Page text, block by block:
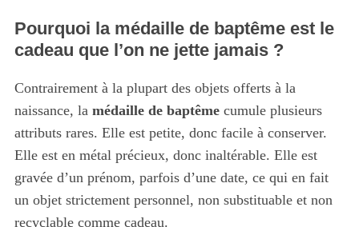
Pourquoi la médaille de baptême est le
cadeau que l’on ne jette jamais ?
Contrairement à la plupart des objets offerts à la
naissance, la médaille de baptêmecumule plusieurs
attributs rares. Elle est petite, donc facile à conserver.
Elle est en métal précieux, donc inaltérable. Elle est
gravée d’un prénom, parfois d’une date, ce qui en fait
un objet strictement personnel, non substituable et non
recyclable comme cadeau.